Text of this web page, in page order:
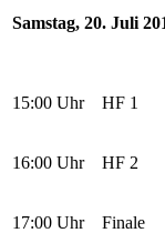
Samstag, 20. Juli
15:00 Uhr
16:00 Uhr
17:00 Uhr
HF 1
HF 2
Finale